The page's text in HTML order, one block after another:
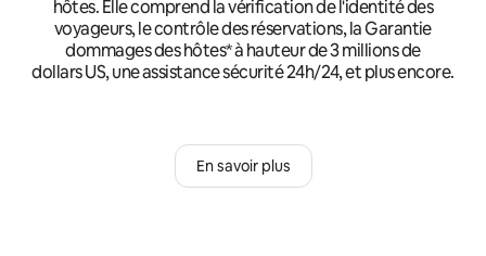
hôtes. Elle comprend la vérification de l'identité des
voyageurs, le contrôle des réservations, la Garantie
dommages des hôtes* à hauteur de 3 millions de
dollars US, une assistance sécurité 24h/24, et plus encore.
En savoir plus